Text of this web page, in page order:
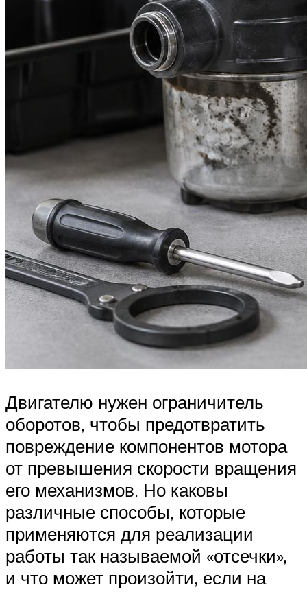
Двигателю нужен ограничитель
оборотов, чтобы предотвратить
повреждение компонентов мотора
от превышения скорости вращения
его механизмов. Но каковы
различные способы, которые
применяются для реализации
работы так называемой «отсечки»,
и что может произойти, если на